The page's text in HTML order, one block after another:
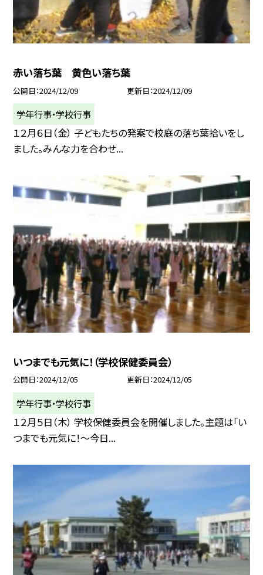
赤い落ち葉 黄色い落ち葉
公開日 2024/12/09 更新日 2024/12/09
学年行事・学校行事
１２月６日（金） 子どもたちの発案で校庭の落ち葉拾いをし
ました。みんな力を合わせ...
いつまでも元気に！（学校保健委員会）
公開日 2024/12/05 更新日 2024/12/05
学年行事・学校行事
１２月５日（木） 学校保健委員会を開催しました。主題は「い
つまでも元気に！～今日...